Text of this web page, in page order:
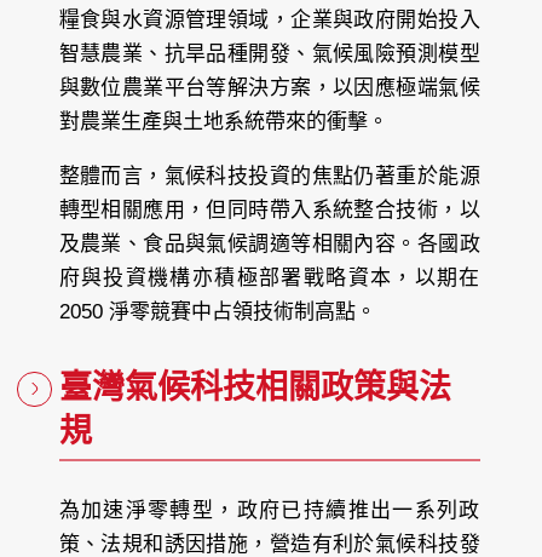
糧食與水資源管理領域，企業與政府開始投入
智慧農業、抗旱品種開發、氣候風險預測模型
與數位農業平台等解決方案，以因應極端氣候
對農業生產與土地系統帶來的衝擊。
整體而言，氣候科技投資的焦點仍著重於能源
轉型相關應用，但同時帶入系統整合技術，以
及農業、食品與氣候調適等相關內容。各國政
府與投資機構亦積極部署戰略資本，以期在
2050 淨零競賽中占領技術制高點。
臺灣氣候科技相關政策與法
規
為加速淨零轉型，政府已持續推出一系列政
策、法規和誘因措施，營造有利於氣候科技發